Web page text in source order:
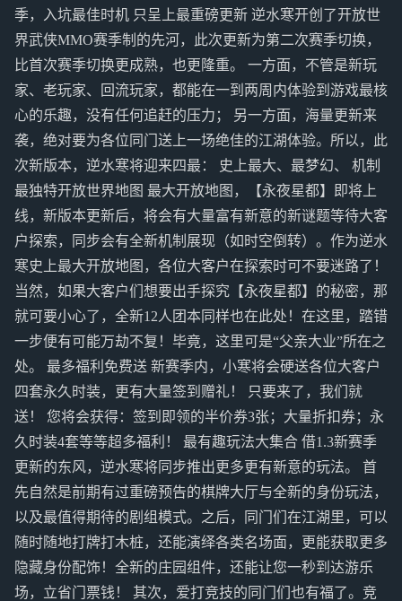
季，入坑最佳时机 只呈上最重磅更新 逆水寒开创了开放世
界武侠MMO赛季制的先河，此次更新为第二次赛季切换，
比首次赛季切换更成熟，也更隆重。 一方面，不管是新玩
家、老玩家、回流玩家，都能在一到两周内体验到游戏最核
心的乐趣，没有任何追赶的压力； 另一方面，海量更新来
袭，绝对要为各位同门送上一场绝佳的江湖体验。所以，此
次新版本，逆水寒将迎来四最： 史上最大、最梦幻、 机制
最独特开放世界地图 最大开放地图，【永夜星都】即将上
线，新版本更新后，将会有大量富有新意的新谜题等待大客
户探索，同步会有全新机制展现（如时空倒转）。作为逆水
寒史上最大开放地图，各位大客户在探索时可不要迷路了！
当然，如果大客户们想要出手探究【永夜星都】的秘密，那
就可要小心了，全新12人团本同样也在此处！在这里，踏错
一步便有可能万劫不复！毕竟，这里可是“父亲大业”所在之
处。 最多福利免费送 新赛季内，小寒将会硬送各位大客户
四套永久时装，更有大量签到赠礼！ 只要来了，我们就
送！ 您将会获得：签到即领的半价券3张；大量折扣券；永
久时装4套等等超多福利！ 最有趣玩法大集合 借1.3新赛季
更新的东风，逆水寒将同步推出更多更有新意的玩法。 首
先自然是前期有过重磅预告的棋牌大厅与全新的身份玩法，
以及最值得期待的剧组模式。之后，同门们在江湖里，可以
随时随地打牌打木桩，还能演绎各类名场面，更能获取更多
隐藏身份配饰！全新的庄园组件，还能让您一秒到达游乐
场，立省门票钱！ 其次，爱打竞技的同门们也有福了。竞